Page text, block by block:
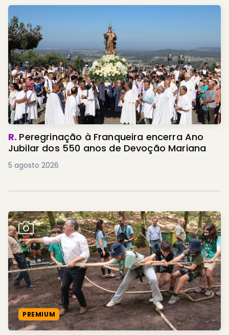
R. Peregrinação à Franqueira encerra Ano
Jubilar dos 550 anos de Devoção Mariana
5 agosto 2026
PREMIUM